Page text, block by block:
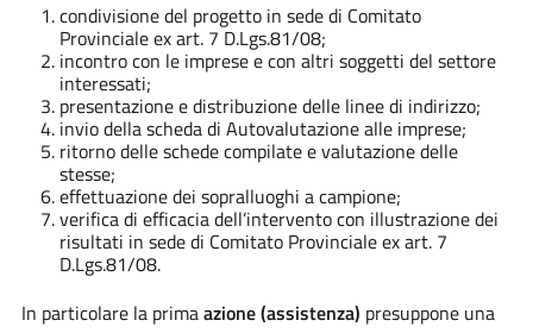
condivisione del progetto in sede di Comitato
Provinciale ex art. 7 D.Lgs.81/08;
incontro con le imprese e con altri soggetti del settore
interessati;
presentazione e distribuzione delle linee di indirizzo;
invio della scheda di Autovalutazione alle imprese;
ritorno delle schede compilate e valutazione delle
stesse;
effettuazione dei sopralluoghi a campione;
verifica di efficacia dell’intervento con illustrazione dei
risultati in sede di Comitato Provinciale ex art. 7
D.Lgs.81/08.
In particolare la primaazione (assistenza) presuppone una